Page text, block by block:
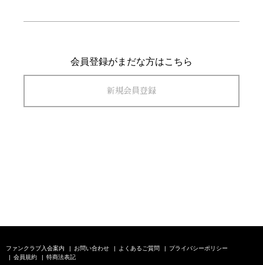
会員登録がまだな方はこちら
新規会員登録
ファンクラブ入会案内 お問い合わせ よくあるご質問
プライバシーポリシー
会員規約
特商法表記